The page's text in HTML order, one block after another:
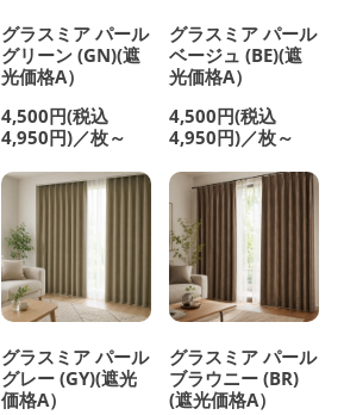
グラスミア パール
グリーン (GN)(遮
光価格A）
4,500円(税込
4,950円)／枚～
グラスミア パール
ベージュ (BE)(遮
光価格A）
4,500円(税込
4,950円)／枚～
グラスミア パール
グレー (GY)(遮光
価格A）
グラスミア パール
ブラウニー (BR)
(遮光価格A）